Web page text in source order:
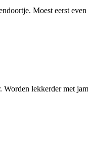
Moest eerst
Worden lekkerder met